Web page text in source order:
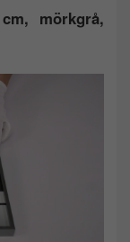
mörkgrå,